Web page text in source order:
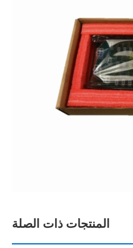
المنتجات ذات الصلة